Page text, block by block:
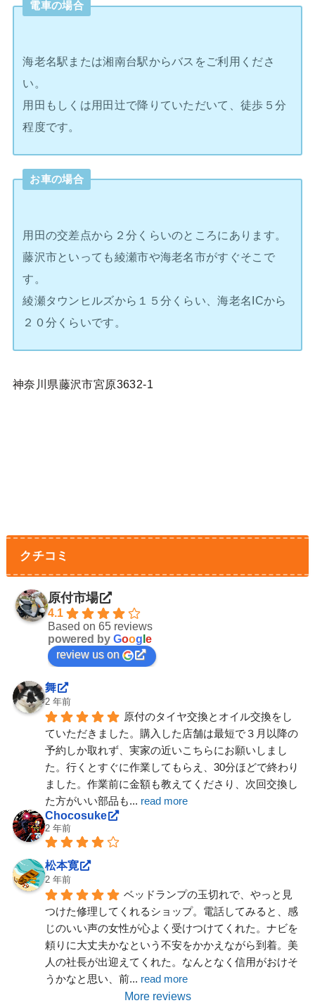
電車の場合
海老名駅または湘南台駅からバスをご利用くださ
い。
用田もしくは用田辻で降りていただいて、徒歩５分
程度です。
お車の場合
用田の交差点から２分くらいのところにあります。
藤沢市といっても綾瀬市や海老名市がすぐそこで
す。
綾瀬タウンヒルズから１５分くらい、海老名ICから
２０分くらいです。
神奈川県藤沢市宮原3632-1
クチコミ
原付市場
4.1
Based on 65 reviews
powered by Goog e
review us on
舞
2 年前
原付のタイヤ交換とオイル交換をし
ていただきました。購入した店舗は最短で３月以降の
予約しか取れず、実家の近いこちらにお願いしまし
た。行くとすぐに作業してもらえ、30分ほどで終わり
ました。作業前に金額も教えてくださり、次回交換し
た方がいい部品も... read more
Chocosuke
2 年前
松本寛
2 年前
ベッドランプの玉切れで、やっと見
つけた修理してくれるショップ。電話してみると、感
じのいい声の女性が心よく受けつけてくれた。ナビを
頼りに大丈夫かなという不安をかかえながら到着。美
人の社長が出迎えてくれた。なんとなく信用がおけそ
うかなと思い、前... read more
More reviews